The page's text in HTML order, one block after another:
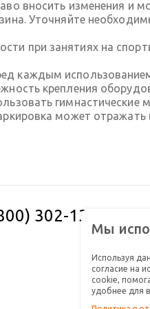
вносить изменения и
Уточняйте
при занятиях на
каждым
крепления
гимнастические
может
302-13-61
Мы
Используя
согласие на
cookie,
удобнее для